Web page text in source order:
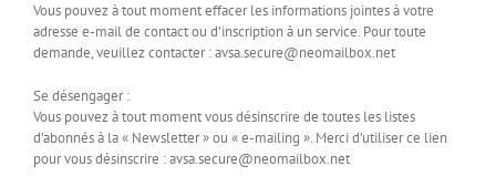
Vous pouvez à tout moment effacer les informations jointes à votre
adresse e-mail de contact ou d’inscription à un service. Pour toute
demande, veuillez contacter : avsa.secure@neomailbox.net
Se désengager :
Vous pouvez à tout moment vous désinscrire de toutes les listes
d’abonnés à la « Newsletter » ou « e-mailing ». Merci d’utiliser ce lien
pour vous désinscrire : avsa.secure@neomailbox.net